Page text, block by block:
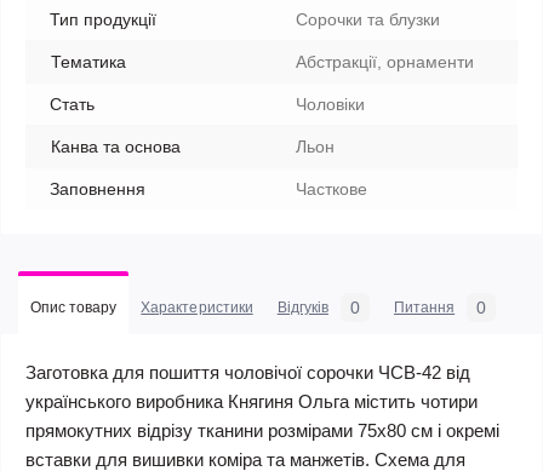
Тип продукції Сорочки та блузки
Тематика Абстракції, орнаменти
Стать Чоловіки
Канва та основа Льон
Заповнення Часткове
Опис товару Характеристики Відгуків 0 Питання 0
Заготовка для пошиття чоловічої сорочки ЧСВ-42 від
українського виробника Княгиня Ольга містить чотири
прямокутних відрізу тканини розмірами 75х80 см і окремі
вставки для вишивки коміра та манжетів. Схема для